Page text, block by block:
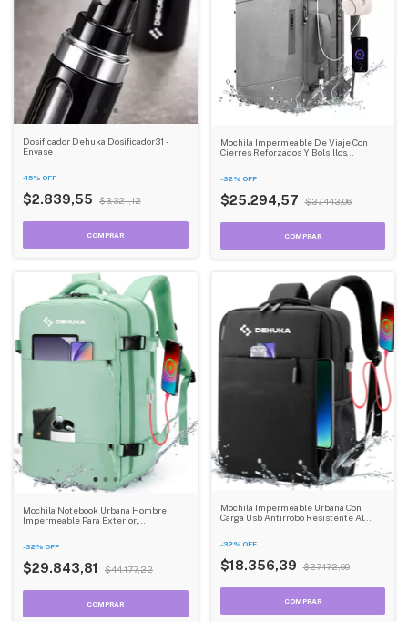
Dosificador Dehuka Dosificador31 -
Envase
-15% OFF
$2.839,55 $3.321,12
Mochila Impermeable De Viaje Con
Cierres Reforzados Y Bolsillos
-32% OFF
$25.294,57 $37.443,06
Mochila Notebook Urbana Hombre
Impermeable Para Exterior,
-32% OFF
$29.843,81 $44.177,22
Mochila Impermeable Urbana Con
Carga Usb Antirrobo Resistente Al
-32% OFF
$18.356,39 $27.172,60